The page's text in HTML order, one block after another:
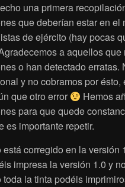
una primera
que deberían estar en el
de ejército (hay pocas
a aquellos que
o han detectado erratas.
y no cobramos por ésto,
que otro error
Hemos
para que quede
es importante repetir.
está corregido en la versión
impresa la versión 1.0 y
toda la tinta podéis